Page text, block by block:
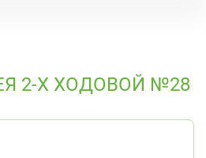
2-Х ХОДОВОЙ №28